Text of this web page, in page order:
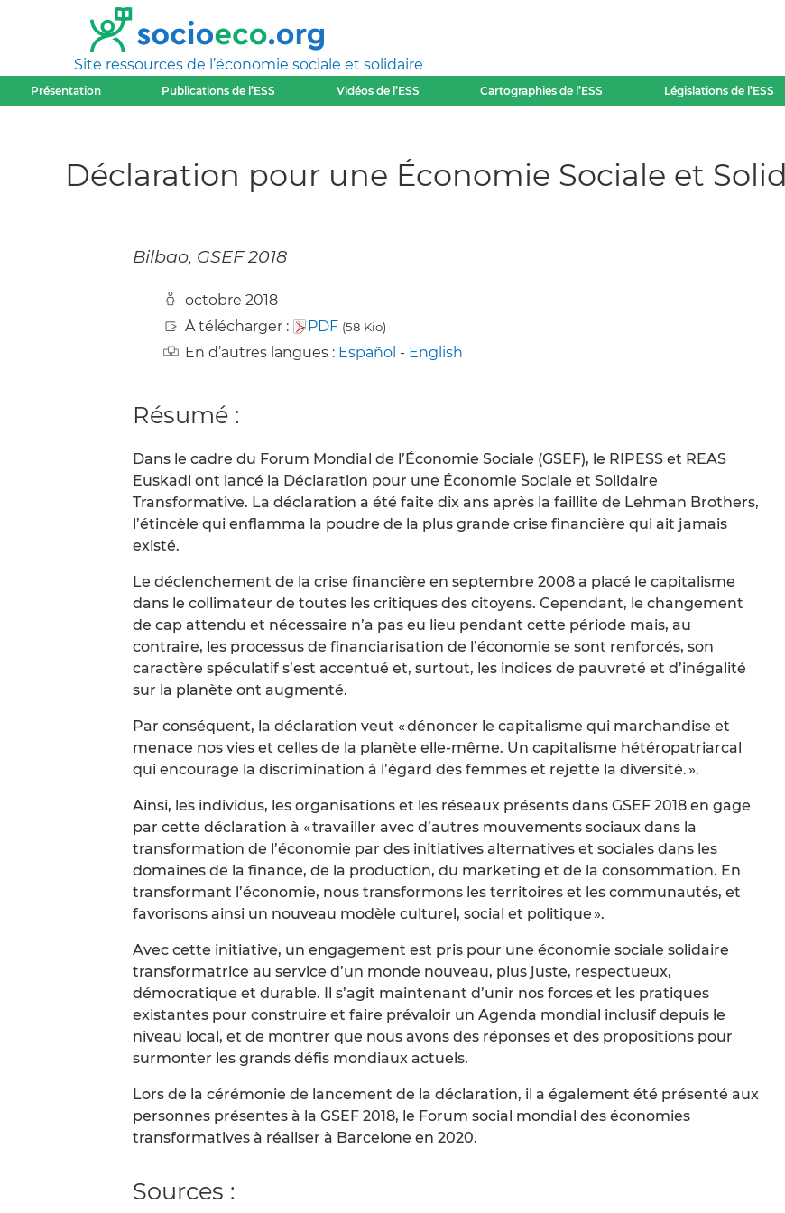
Site ressources de l’économie sociale et solidaire
Présentation Publications de l’ESS Vidéos de l’ESS Cartographies de l’ESS Législations de l’ESS
Déclaration pour une Économie Sociale et
Bilbao, GSEF 2018
octobre 2018
À télécharger :
PDF (58 Kio)
En d’autres langues : Español - English
Résumé :
Dans le cadre du Forum Mondial de l’Économie Sociale (GSEF), le RIPESS et REAS
Euskadi ont lancé la Déclaration pour une Économie Sociale et Solidaire
Transformative. La déclaration a été faite dix ans après la faillite de Lehman Brothers,
l’étincèle qui enflamma la poudre de la plus grande crise financière qui ait jamais
existé.
Le déclenchement de la crise financière en septembre 2008 a placé le capitalisme
dans le collimateur de toutes les critiques des citoyens. Cependant, le changement
de cap attendu et nécessaire n’a pas eu lieu pendant cette période mais, au
contraire, les processus de financiarisation de l’économie se sont renforcés, son
caractère spéculatif s’est accentué et, surtout, les indices de pauvreté et d’inégalité
sur la planète ont augmenté.
Par conséquent, la déclaration veut « dénoncer le capitalisme qui marchandise et
menace nos vies et celles de la planète elle-même. Un capitalisme hétéropatriarcal
qui encourage la discrimination à l’égard des femmes et rejette la diversité. ».
Ainsi, les individus, les organisations et les réseaux présents dans GSEF 2018 en gage
par cette déclaration à « travailler avec d’autres mouvements sociaux dans la
transformation de l’économie par des initiatives alternatives et sociales dans les
domaines de la finance, de la production, du marketing et de la consommation. En
transformant l’économie, nous transformons les territoires et les communautés, et
favorisons ainsi un nouveau modèle culturel, social et politique ».
Avec cette initiative, un engagement est pris pour une économie sociale solidaire
transformatrice au service d’un monde nouveau, plus juste, respectueux,
démocratique et durable. Il s’agit maintenant d’unir nos forces et les pratiques
existantes pour construire et faire prévaloir un Agenda mondial inclusif depuis le
niveau local, et de montrer que nous avons des réponses et des propositions pour
surmonter les grands défis mondiaux actuels.
Lors de la cérémonie de lancement de la déclaration, il a également été présenté aux
personnes présentes à la GSEF 2018, le Forum social mondial des économies
transformatives à réaliser à Barcelone en 2020.
Sources :